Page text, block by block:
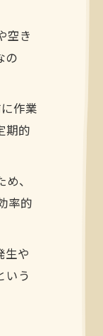
空き
の
作業
期的
、
率的
生や
いう